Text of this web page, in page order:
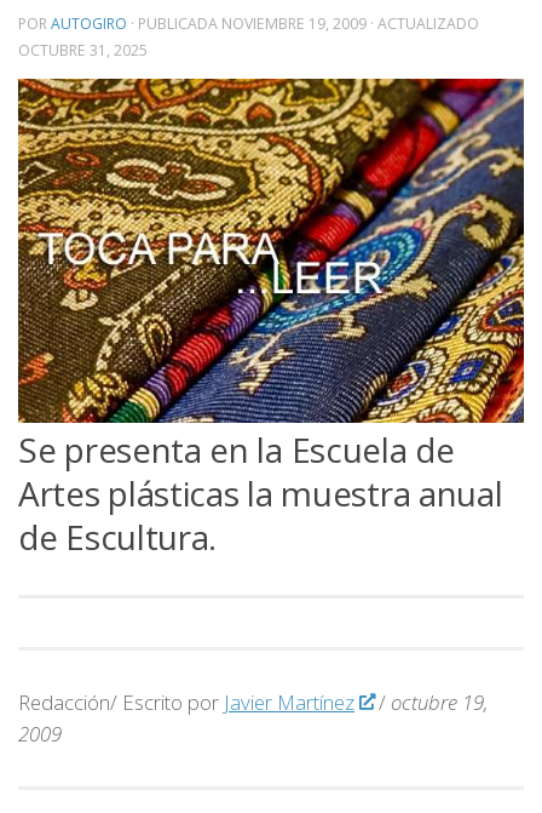
PORAUTOGIRO · PUBLICADA NOVIEMBRE 19, 2009 · ACTUALIZADO
OCTUBRE 31, 2025
Se presenta en la Escuela de
Artes plásticas la muestra anual
de Escultura.
Redacción/ Escrito por Javier Martínez / octubre 19,
2009